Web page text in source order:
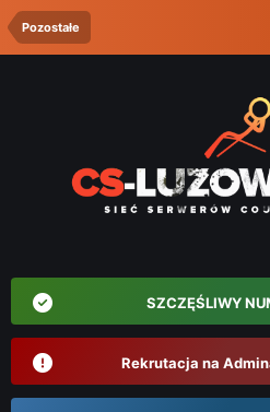
Pozostałe
SZCZĘŚLIWY
Rekrutacja na